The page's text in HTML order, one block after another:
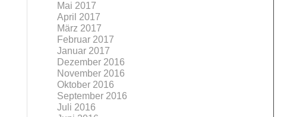
Mai 2017
April 2017
März 2017
Februar 2017
Januar 2017
Dezember 2016
November 2016
Oktober 2016
September 2016
Juli 2016